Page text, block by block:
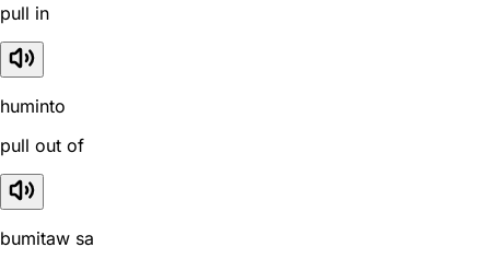
pull in
huminto
pull out of
bumitaw sa